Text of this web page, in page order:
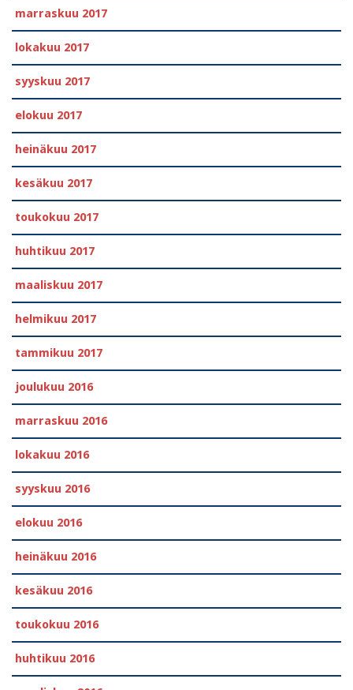
marraskuu 2017
lokakuu 2017
syyskuu 2017
elokuu 2017
heinäkuu 2017
kesäkuu 2017
toukokuu 2017
huhtikuu 2017
maaliskuu 2017
helmikuu 2017
tammikuu 2017
joulukuu 2016
marraskuu 2016
lokakuu 2016
syyskuu 2016
elokuu 2016
heinäkuu 2016
kesäkuu 2016
toukokuu 2016
huhtikuu 2016